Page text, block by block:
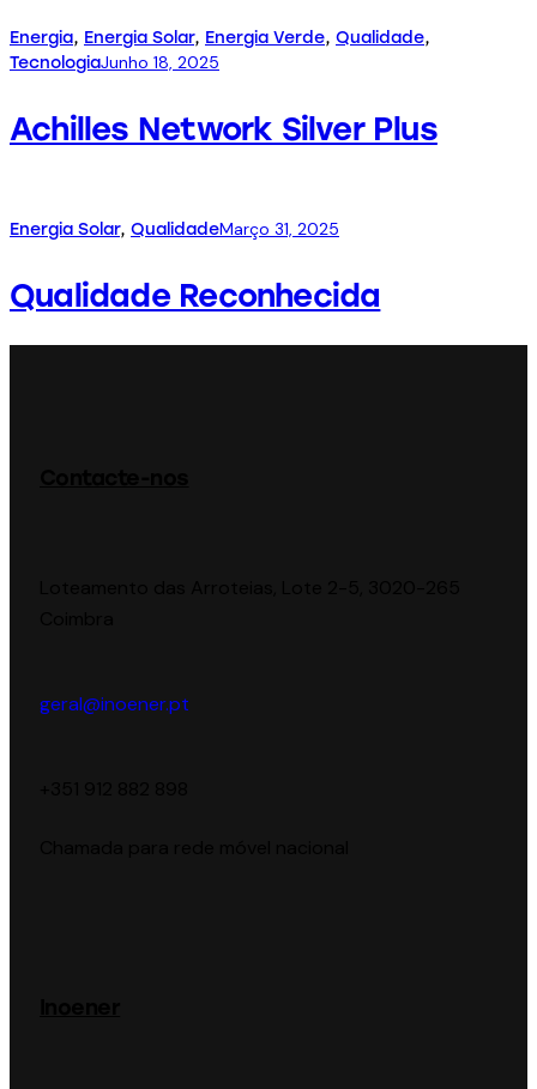
Energia, Energia Solar, Energia Verde, Qualidade,
TecnologiaJunho 18, 2025
Achilles Network Silver Plus
Energia Solar, QualidadeMarço 31, 2025
Qualidade Reconhecida
geral@inoener.pt